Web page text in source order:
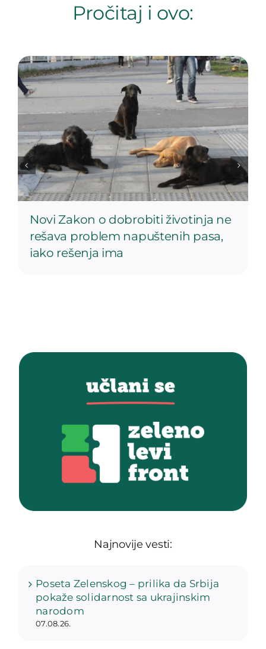
Pročitaj i ovo:
Novi Zakon o dobrobiti životinja ne
rešava problem napuštenih pasa,
iako rešenja ima
Najnovije vesti:
Poseta Zelenskog – prilika da Srbija
pokaže solidarnost sa ukrajinskim
narodom
07.08.26.